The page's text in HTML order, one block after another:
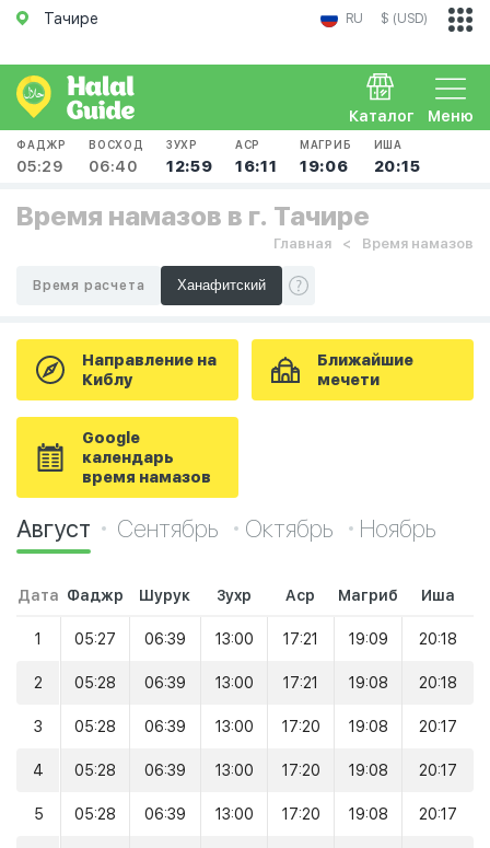
Тачире RU $ (USD)
Меню
Каталог
ФАДЖР
05:29
ВОСХОД
06:40
ЗУХР
12:59
АСР
16:11
МАГРИБ
19:06
ИША
20:15
Время намазов в г. Тачире
Главная Время намазов
Время расчета
Направление на
Киблу
Ближайшие
мечети
Google
календарь
время намазов
Август Сентябрь Октябрь Ноябрь
Дата Фаджр Шурук Зухр Аср Магриб Иша
1 05:27 06:39 13:00 17:21 19:09 20:18
2 05:28 06:39 13:00 17:21 19:08 20:18
3 05:28 06:39 13:00 17:20 19:08 20:17
4 05:28 06:39 13:00 17:20 19:08 20:17
5 05:28 06:39 13:00 17:20 19:08 20:17